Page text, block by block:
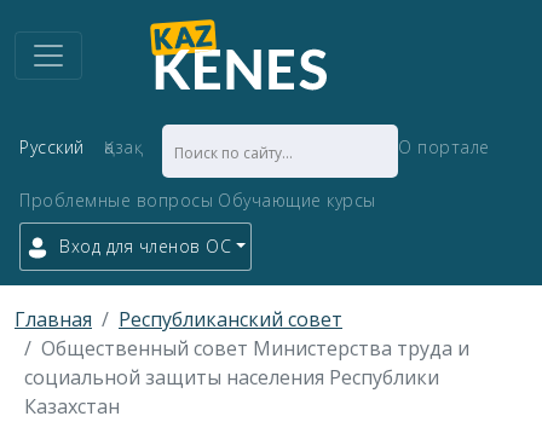
Русский Қазақ О портале
Проблемные вопросы Обучающие курсы
Вход для членов ОС
Главная
Республиканский совет
Общественный совет Министерства труда и
социальной защиты населения Республики
Казахстан